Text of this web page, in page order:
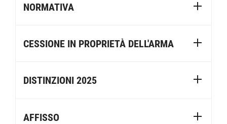
NORMATIVA
CESSIONE IN PROPRIETÀ DELL'ARMA
DISTINZIONI 2025
AFFISSO